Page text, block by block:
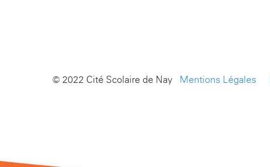
© 2022 Cité Scolaire de Nay - Mentions Légales